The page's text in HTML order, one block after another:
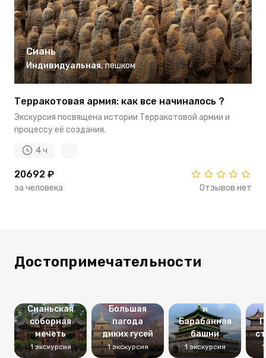
Сиань
Индивидуальная, пешком
Терракотовая армия: как все начиналось ?
Экскурсия посвящена истории Терракотовой армии и
процессу её создания.
4 ч
20692 ₽
за человека Отзывов нет
Достопримечательности
Сианьская
соборная
мечеть
1 экскурсия
Большая
пагода
диких гусей
1 экскурсия
и
Барабанная
башни
1 экскурсия